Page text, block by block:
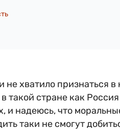
хватило признаться в
такой стране как
и надеюсь, что
таки не смогут